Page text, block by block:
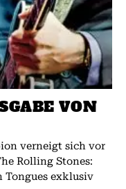
VON
verneigt sich vor
Tongues exklusiv